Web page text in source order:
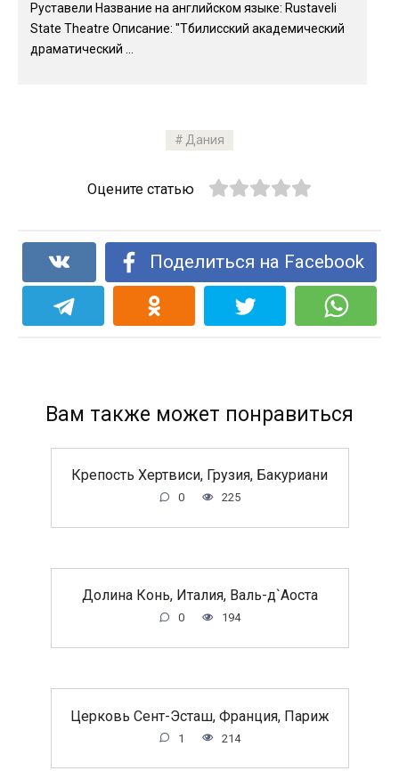
Руставели Название на английском языке: Rustaveli
State Theatre Описание: "Тбилисский академический
драматический ...
Дания
Оцените статью
Поделиться на Facebook
Вам также может понравиться
Крепость Хертвиси, Грузия, Бакуриани
0 225
Долина Конь, Италия, Валь-д`Аоста
0 194
Церковь Сент-Эсташ, Франция, Париж
1 214